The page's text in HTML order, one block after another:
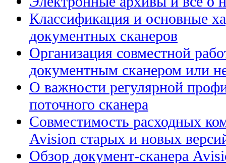
Классификация и основные
документных сканеров
Организация совместной
документным сканером или
О важности регулярной
поточного сканера
Совместимость расходных
Avision старых и новых
Обзор документ-сканера